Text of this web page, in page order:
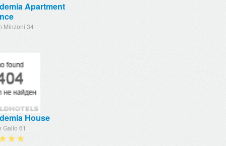
Apartment
Minzoni 34
House
Gallo 61